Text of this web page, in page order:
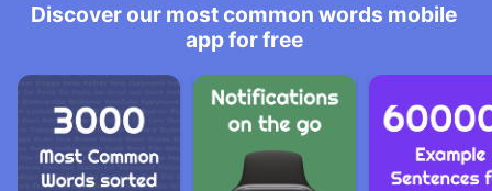
Discover our most common words mobile
app for free